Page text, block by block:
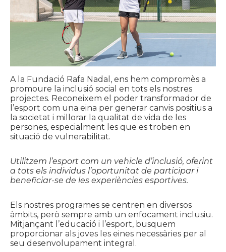
A la Fundació Rafa Nadal, ens hem compromès a
promoure la inclusió social en tots els nostres
projectes. Reconeixem el poder transformador de
l’esport com una eina per generar canvis positius a
la societat i millorar la qualitat de vida de les
persones, especialment les que es troben en
situació de vulnerabilitat.
Utilitzem l’esport com un vehicle d’inclusió, oferint
a tots els individus l’oportunitat de participar i
beneficiar-se de les experiències esportives.
Els nostres programes se centren en diversos
àmbits, però sempre amb un enfocament inclusiu.
Mitjançant l’educació i l’esport, busquem
proporcionar als joves les eines necessàries per al
seu desenvolupament integral.